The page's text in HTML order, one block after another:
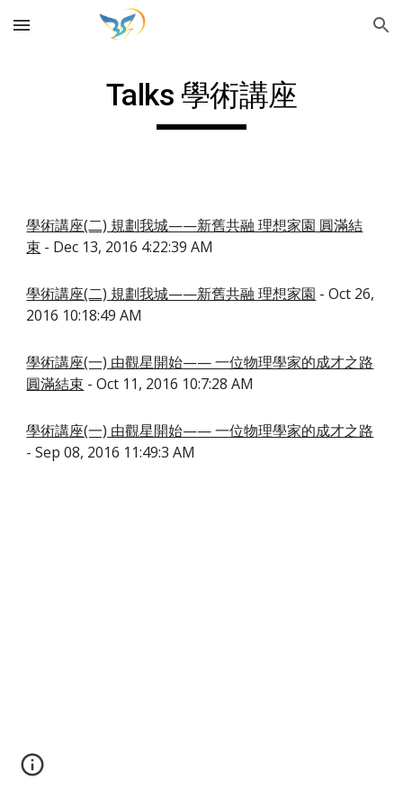
Skip to main content Skip to navigation
Talks 學術講座
學術講座(二) 規劃我城——新舊共融 理想家園 圓滿結
束 - Dec 13, 2016 4:22:39 AM
學術講座(二) 規劃我城——新舊共融 理想家園 - Oct 26,
2016 10:18:49 AM
學術講座(一) 由觀星開始—— 一位物理學家的成才之路
圓滿結束 - Oct 11, 2016 10:7:28 AM
學術講座(一) 由觀星開始—— 一位物理學家的成才之路
- Sep 08, 2016 11:49:3 AM